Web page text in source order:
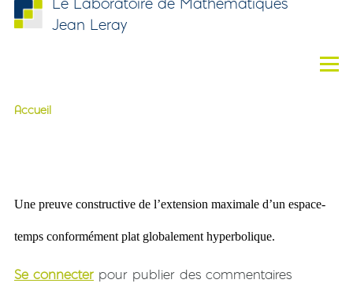
Aller au contenu principal
Jean Leray
Fil d'Ariane
Accueil
Une preuve constructive de l’extension maximale d’un espace-
temps conformément plat globalement hyperbolique.
Se connecter pour publier des commentaires